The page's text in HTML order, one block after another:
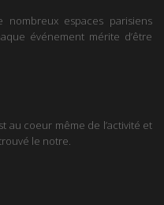
espaces parisiens
événement mérite d’être
au coeur même de l’activité et
le notre.